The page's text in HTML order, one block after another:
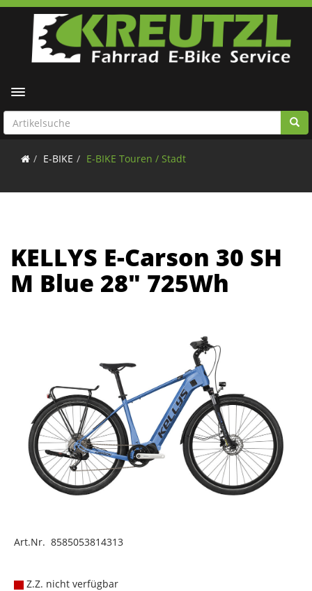
Toggle navigation
E-BIKE E-BIKE Touren / Stadt
KELLYS E-Carson 30 SH
M Blue 28" 725Wh
Art.Nr. 8585053814313
Z.Z. nicht verfügbar